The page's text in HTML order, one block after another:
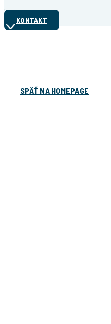
KONTAKT
Ďakujeme!
SPÄŤ NA HOMEPAGE